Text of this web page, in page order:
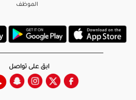
الموظف
ابق على تواصل